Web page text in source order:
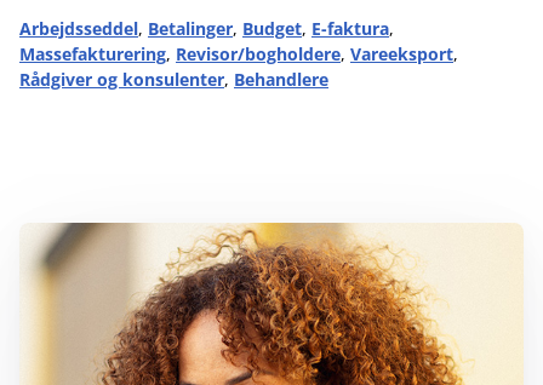
Arbejdsseddel, Betalinger, Budget, E-faktura,
Massefakturering, Revisor/bogholdere, Vareeksport,
Rådgiver og konsulenter, Behandlere